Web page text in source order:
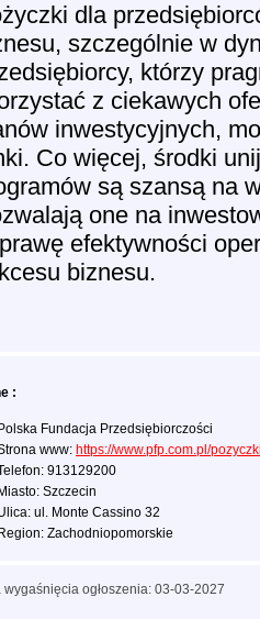
dla
szczególnie w
którzy
z ciekawych
inwestycyjnych,
Co więcej, środki
są szansą na
one na
efektywności
biznesu.
:
Polska Fundacja Przedsiębiorczości
www: https://www.pfp.com.pl/
913129200
Miasto: Szczecin
ul. Monte Cassino 32
Region: Zachodniopomorskie
wygaśnięcia ogłoszenia: 03-03-2027